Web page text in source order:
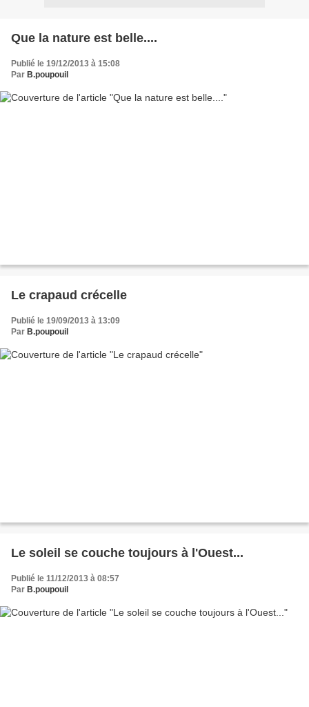
Que la nature est belle....
Publié le 19/12/2013 à 15:08
Par B.poupouil
Le crapaud crécelle
Publié le 19/09/2013 à 13:09
Par B.poupouil
Le soleil se couche toujours à l'Ouest...
Publié le 11/12/2013 à 08:57
Par B.poupouil